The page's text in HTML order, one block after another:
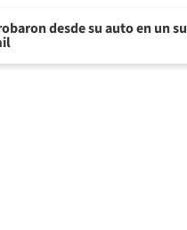
desde su auto en un